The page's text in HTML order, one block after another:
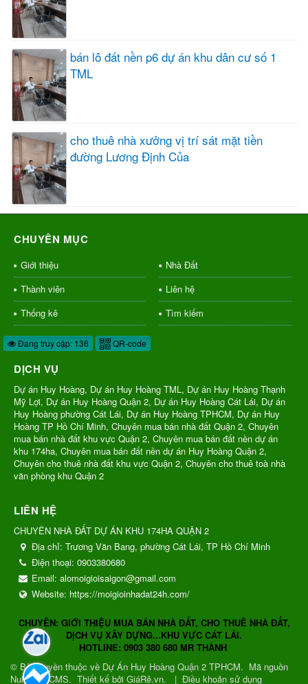
bán lô đất nền p6 dự án khu dân cư số 1
TML
cho thuê nhà xưởng vị trí sát mặt tiền
đường Lương Định Của
CHUYÊN MỤC
Giới thiệu
Nhà Đất
Thành viên
Liên hệ
Thống kê
Tìm kiếm
Đang truy cập: 136 QR-code
DỊCH VỤ
Dự án Huy Hoàng, Dự án Huy Hoàng TML, Dự án Huy Hoàng Thạnh
Mỹ Lợi, Dự án Huy Hoàng Quận 2, Dự án Huy Hoàng Cát Lái, Dự án
Huy Hoàng phường Cát Lái, Dự án Huy Hoàng TPHCM, Dự án Huy
Hoàng TP Hồ Chí Minh, Chuyên mua bán nhà đất Quận 2, Chuyên
mua bán nhà đất khu vực Quận 2, Chuyên mua bán đất nền dự án
khu 174ha, Chuyên mua bán đất nền dự án Huy Hoàng Quận 2,
Chuyên cho thuê nhà đất khu vực Quận 2, Chuyên cho thuê toà nhà
văn phòng khu Quận 2
LIÊN HỆ
CHUYÊN NHÀ ĐẤT DỰ ÁN KHU 174HA QUẬN 2
Địa chỉ: Trương Văn Bang, phường Cát Lái, TP Hồ Chí Minh
Điện thoại: 0903380680
Email: alomoigioisaigon@gmail.com
Website: https://moigioinhadat24h.com/
CHUYÊN: GIỚI THIỆU MUA BÁN NHÀ ĐẤT, CHO THUÊ NHÀ ĐẤT,
DỊCH VỤ XÂY DỰNG...KHU VỰC CÁT LÁI.
HOTLINE: 0903 380 680 MR THÀNH
© Bản quyền thuộc về Dự Án Huy Hoàng Quận 2 TPHCM. Mã nguồn
NukeViet CMS. Thiết kế bởi GiáRẻ.vn. | Điều khoản sử dụng